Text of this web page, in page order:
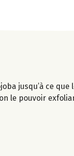
jusqu’à ce
le pouvoir